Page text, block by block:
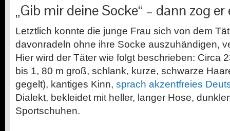
„Gib mir deine Socke“ – dann zog er
Letztlich konnte die junge Frau sich von dem
davonradeln ohne ihre Socke auszuhändigen,
Hier wird der Täter wie folgt beschrieben: Circa
bis 1, 80 m groß, schlank, kurze, schwarze
gegelt), kantiges Kinn, sprach akzentfreies
Dialekt, bekleidet mit heller, langer Hose,
Sportschuhen.